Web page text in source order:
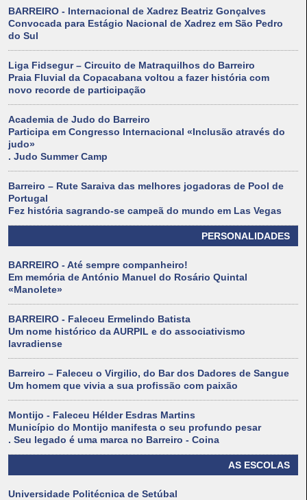
BARREIRO - Internacional de Xadrez Beatriz Gonçalves
Convocada para Estágio Nacional de Xadrez em São Pedro
do Sul
Liga Fidsegur – Circuito de Matraquilhos do Barreiro
Praia Fluvial da Copacabana voltou a fazer história com
novo recorde de participação
Academia de Judo do Barreiro
Participa em Congresso Internacional «Inclusão através do
judo»
. Judo Summer Camp
Barreiro – Rute Saraiva das melhores jogadoras de Pool de
Portugal
Fez história sagrando-se campeã do mundo em Las Vegas
PERSONALIDADES
BARREIRO - Até sempre companheiro!
Em memória de António Manuel do Rosário Quintal
«Manolete»
BARREIRO - Faleceu Ermelindo Batista
Um nome histórico da AURPIL e do associativismo
lavradiense
Barreiro – Faleceu o Virgilio, do Bar dos Dadores de Sangue
Um homem que vivia a sua profissão com paixão
Montijo - Faleceu Hélder Esdras Martins
Município do Montijo manifesta o seu profundo pesar
. Seu legado é uma marca no Barreiro - Coina
AS ESCOLAS
Universidade Politécnica de Setúbal